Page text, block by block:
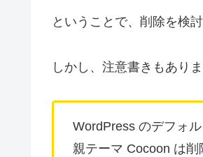
ということで、削除を検討
しかし、注意書きもありま
WordPress のデフォ
親テーマ Cocoon は削